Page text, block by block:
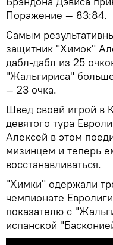
Поражение — 83:84.
Самым
защитник "Химок"
дабл-дабл из 25
"Жальгириса"
— 23 очка.
Швед своей игрой в
девятого тура
Алексей в этом
мизинцем и теперь
восстанавливаться.
"Химки" одержали
чемпионате
показателю с
испанской